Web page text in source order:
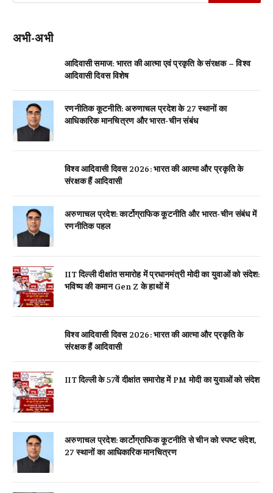
अभी-अभी
आदिवासी समाज: भारत की आत्मा एवं प्रकृति के संरक्षक – विश्व
आदिवासी दिवस विशेष
रणनीतिक कूटनीति: अरुणाचल प्रदेश के 27 स्थानों का
आधिकारिक मानचित्रण और भारत-चीन संबंध
विश्व आदिवासी दिवस 2026: भारत की आत्मा और प्रकृति के
संरक्षक हैं आदिवासी
अरुणाचल प्रदेश: कार्टोग्राफिक कूटनीति और भारत-चीन संबंध में
रणनीतिक पहल
IIT दिल्ली दीक्षांत समारोह में प्रधानमंत्री मोदी का युवाओं को संदेश:
भविष्य की कमान Gen Z के हाथों में
विश्व आदिवासी दिवस 2026: भारत की आत्मा और प्रकृति के
संरक्षक हैं आदिवासी
IIT दिल्ली के 57वें दीक्षांत समारोह में PM मोदी का युवाओं को संदेश
अरुणाचल प्रदेश: कार्टोग्राफिक कूटनीति से चीन को स्पष्ट संदेश,
27 स्थानों का आधिकारिक मानचित्रण